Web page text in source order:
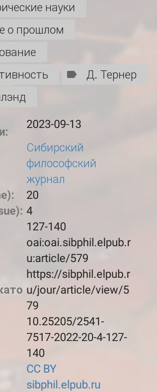
науки
о прошлом
Д. Тернер
2023-09-13
Сибирский
философский
журнал
20
4
127-140
oai:oai.sibphil.elpub.r
u:article/579
https://sibphil.elpub.r
u/jour/article/view/5
79
10.25205/2541-
7517-2022-20-4-127-
140
CC BY
sibphil.elpub.ru